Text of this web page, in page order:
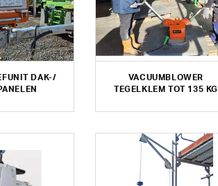
DAK-/
VACUUMBLOWER
TEGELKLEM TOT 135 KG